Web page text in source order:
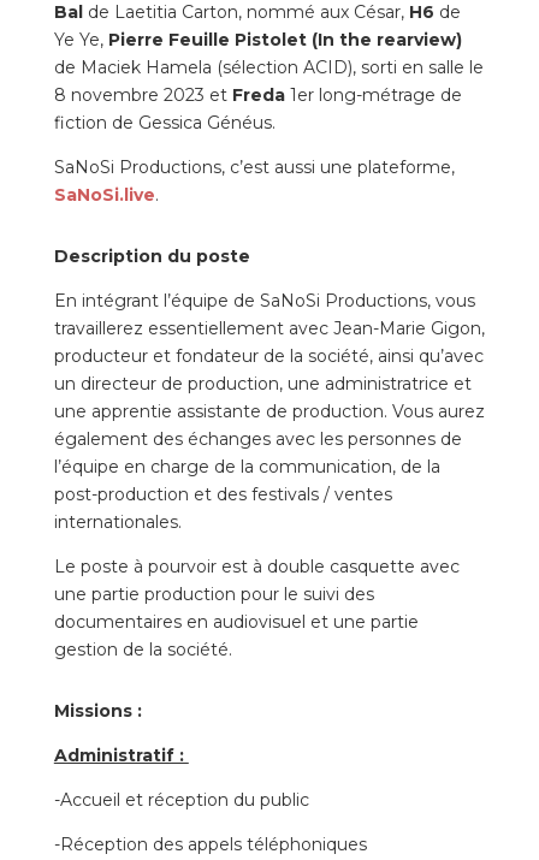
Balde Laetitia Carton, nommé aux César, H6 de
Ye Ye, Pierre Feuille Pistolet (In the rearview)
de Maciek Hamela (sélection ACID), sorti en salle le
8 novembre 2023 et Freda1er long-métrage de
fiction de Gessica Généus.
SaNoSi Productions, c’est aussi une plateforme,
SaNoSi.live.
Description du poste
En intégrant l’équipe de SaNoSi Productions, vous
travaillerez essentiellement avec Jean-Marie Gigon,
producteur et fondateur de la société, ainsi qu’avec
un directeur de production, une administratrice et
une apprentie assistante de production. Vous aurez
également des échanges avec les personnes de
l’équipe en charge de la communication, de la
post-production et des festivals / ventes
internationales.
Le poste à pourvoir est à double casquette avec
une partie production pour le suivi des
documentaires en audiovisuel et une partie
gestion de la société.
Missions :
Administratif :
-Accueil et réception du public
-Réception des appels téléphoniques